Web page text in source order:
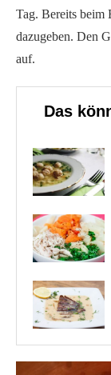
Tag. Bereits beim
dazugeben. Den
auf.
Das